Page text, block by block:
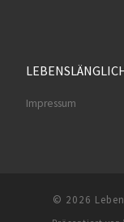
Impressum
© 2026